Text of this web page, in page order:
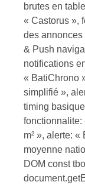
brutes en
« Castorus »,
des annonces
& Push
notifications
« BatiChrono
simplifié »,
timing
fonctionnalite:
m² », alerte:
moyenne
DOM const